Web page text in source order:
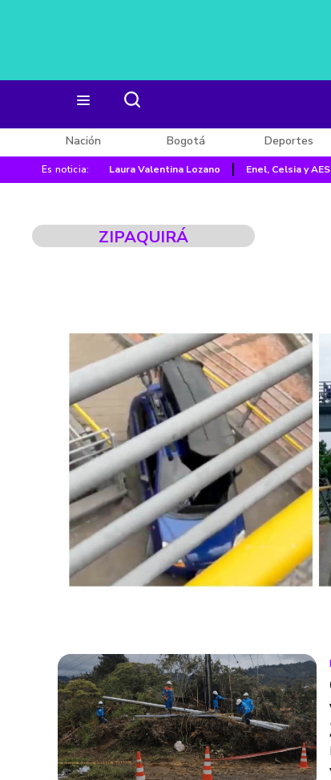
Nación Bogotá Deportes
Es noticia: Laura Valentina Lozano Enel, Celsia y AES
ZIPAQUIRÁ